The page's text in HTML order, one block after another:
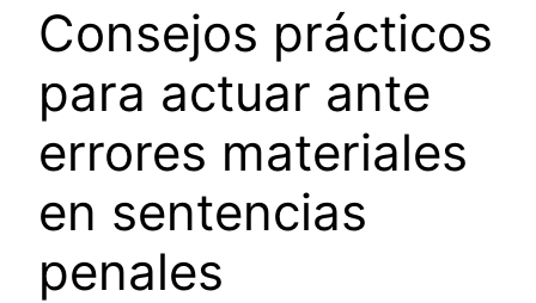
Consejos prácticos
para actuar ante
errores materiales
en sentencias
penales